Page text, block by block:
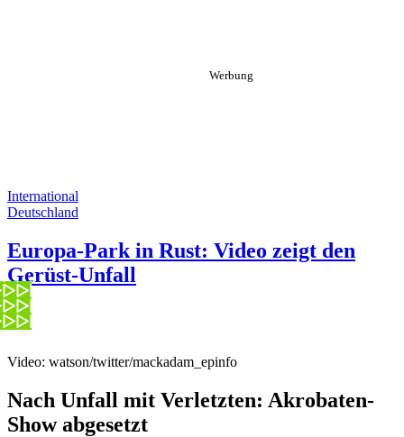
International
Deutschland
Europa-Park in Rust: Video zeigt den
Gerüst-Unfall
Video: watson/twitter/mackadam_epinfo
Nach Unfall mit Verletzten: Akrobaten-
Show abgesetzt